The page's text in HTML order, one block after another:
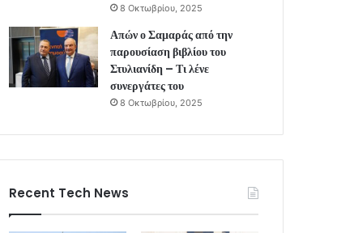
8 Οκτωβρίου, 2025
Απών ο Σαμαράς από την
παρουσίαση βιβλίου του
Στυλιανίδη – Τι λένε
συνεργάτες του
8 Οκτωβρίου, 2025
Recent Tech News